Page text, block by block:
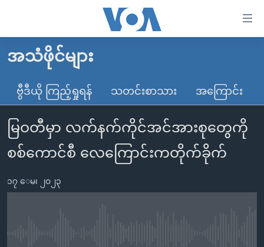
လွယ်ကူ
သည့်
Link
များ
ပင်မ
သို့
မူလစာမျက်နှာ
မြန်မာ
ကမ္ဘာ့သတင်းများ
နိုင်ငံတကာ
အမေရိကန်
အစ္စရေး-ပါလက်စတိုင်း
ဗွီဒီယို
သတင်းလွတ်လပ်ခွင့်
ရပ်ဝန်းတခု လမ်းတခု အလွန်
အင်္ဂလိပ်စာလေ့လာမယ်
အသံဖိုင်များ
ဗွီဒီယို ကြည့်ရှုရန် သတင်းစာသား အကြောင်း
မြဝတီမှာ လက်နက်ကိုင်အင်အားစုတွေကို
စစ်ကောင်စီ လေကြောင်းကတိုက်ခိုက်
၁၇ ေမ၊ ၂၀၂၃